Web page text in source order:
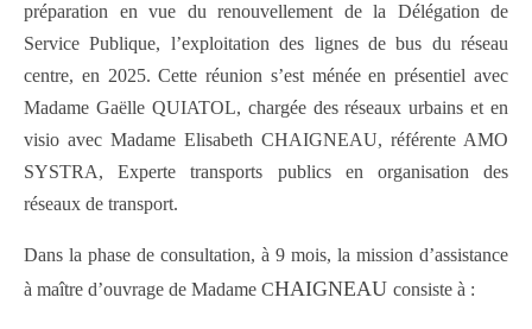
préparation en vue du renouvellement de la Délégation de
Service Publique, l’exploitation des lignes de bus du réseau
centre, en 2025. Cette réunion s’est ménée en présentiel avec
Madame Gaëlle QUIATOL, chargée des réseaux urbains et en
visio avec Madame Elisabeth CHAIGNEAU, référente AMO
SYSTRA, Experte transports publics en organisation des
réseaux de transport.
Dans la phase de consultation, à 9 mois, la mission d’assistance
à maître d’ouvrage de Madame CHAIGNEAU consiste à :